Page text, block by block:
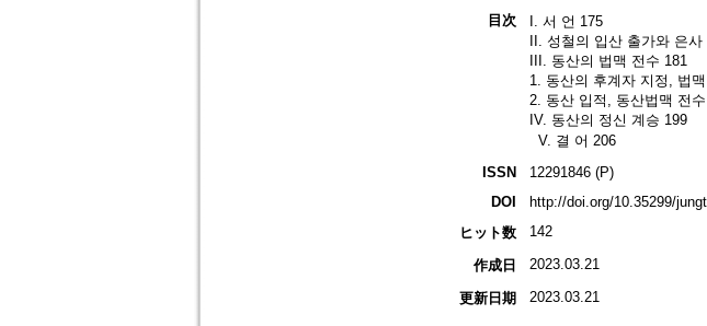
目次
I. 서 언 175
II. 성철의 입산 출가와 은
III. 동산의 법맥 전수 181
1. 동산의 후계자 지정, 법
2. 동산 입적, 동산법맥 전
IV. 동산의 정신 계승 199
V. 결 어 206
ISSN
12291846 (P)
DOI
http://doi.org/10.35299/
ヒット数
142
作成日 2023.03.21
更新日期 2023.03.21